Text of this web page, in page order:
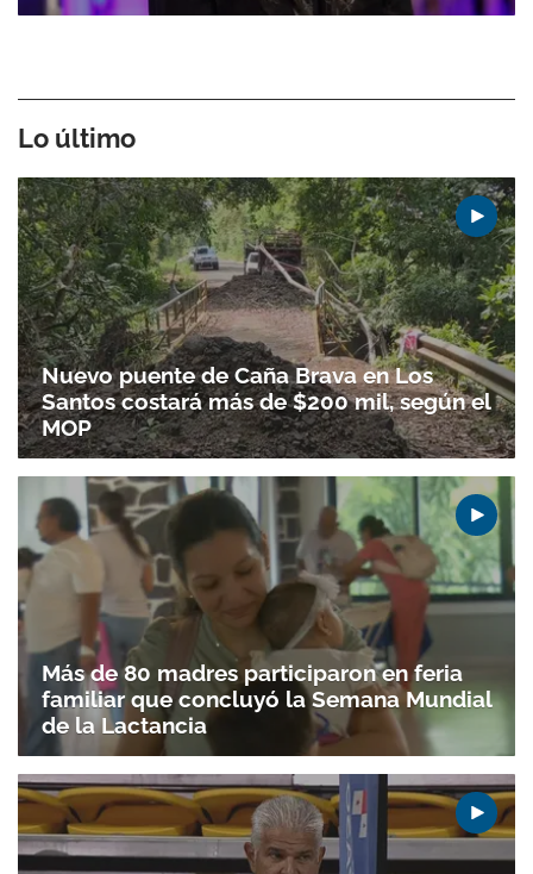
Lo último
Nuevo puente de Caña Brava en Los
Santos costará más de $200 mil, según el
MOP
Más de 80 madres participaron en feria
familiar que concluyó la Semana Mundial
de la Lactancia